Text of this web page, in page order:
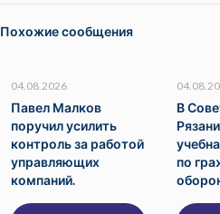
Похожие сообщения
04.08.2026
Павел Малков
поручил усилить
контроль за работой
управляющих
компаний.
В
по